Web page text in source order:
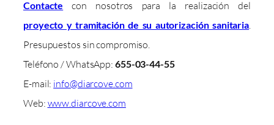
Contacte con nosotros para la realización del
proyecto y tramitación de su autorización sanitaria
Presupuestos sin compromiso.
Teléfono / WhatsApp: 655-03-44-55
E-mail: info@diarcove.com
Web: www.diarcove.com